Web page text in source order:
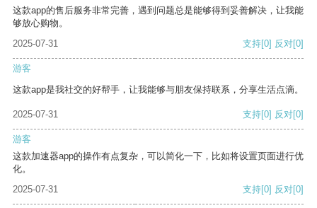
这款app的售后服务非常完善，遇到问题总是能够得到妥善解决，让我能
够放心购物。
2025-07-31
支持[0] 反对[0]
游客
这款app是我社交的好帮手，让我能够与朋友保持联系，分享生活点滴。
2025-07-31 支持[0] 反对[0]
游客
这款加速器app的操作有点复杂，可以简化一下，比如将设置页面进行优
化。
2025-07-31
支持[0] 反对[0]